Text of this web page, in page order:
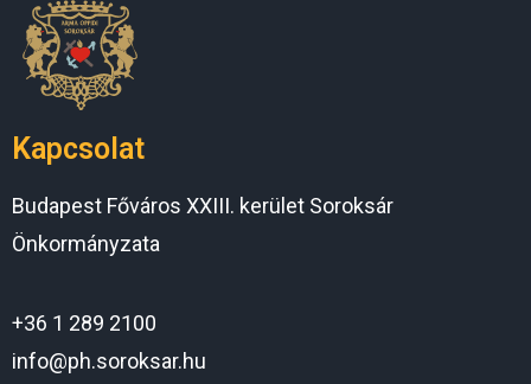
Kapcsolat
Budapest Főváros XXIII. kerület Soroksár
Önkormányzata
+36 1 289 2100
info@ph.soroksar.hu